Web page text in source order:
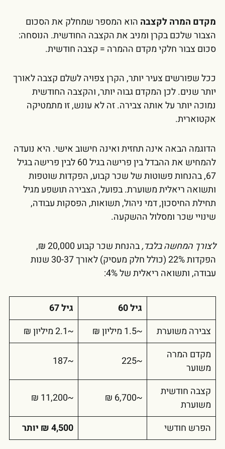
מקדם המרה לקצבה הוא המספר שמחלק את הסכום
הצבור שלכם בקרן ומניב את הקצבה החודשית. הנוסחה:
סכום צבור חלקי מקדם ההמרה = קצבה חודשית.
ככל שפורשים צעיר יותר, הקרן צפויה לשלם קצבה לאורך
יותר שנים. לכן המקדם גבוה יותר, והקצבה החודשית
נמוכה יותר על אותה צבירה. זה לא עונש, זו מתמטיקה
אקטוארית.
הדוגמה הבאה אינה תחזית ואינה חישוב אישי. היא נועדה
להמחיש את ההבדל בין פרישה בגיל 60 לבין פרישה בגיל
67, בהנחות פשוטות של שכר קבוע, הפקדות שוטפות
ותשואה ריאלית משוערת. בפועל, הצבירה תושפע מגיל
תחילת החיסכון, דמי ניהול, תשואות, הפסקות עבודה,
שינויי שכר ומסלול ההשקעה.
לצורך המחשה בלבד,
בהנחת שכר קבוע 20,000 ₪,
הפקדות 22% (כולל חלק מעסיק) לאורך 30-37 שנות
עבודה, ותשואה ריאלית של 4%:
גיל 60
גיל 67
צבירה משוערת
~1.5 מיליון ₪
~2.1 מיליון ₪
מקדם המרה
משוער
~225
~187
קצבה חודשית
משוערת
~6,700 ₪
~11,200 ₪
הפרש חודשי 4,500 ₪ יותר